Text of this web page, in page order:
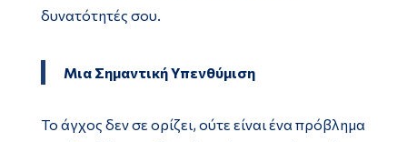
δυνατότητές σου.
Μια Σημαντική Υπενθύμιση
Το άγχος δεν σε ορίζει, ούτε είναι ένα πρόβλημα